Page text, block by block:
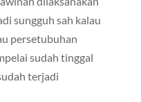
sungguh sah kalau
persetubuhan
sudah tinggal
terjadi